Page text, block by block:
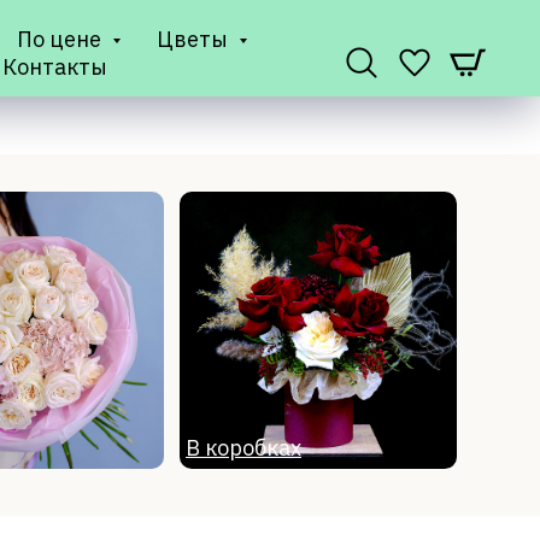
По цене
Цветы
Контакты
В коробках